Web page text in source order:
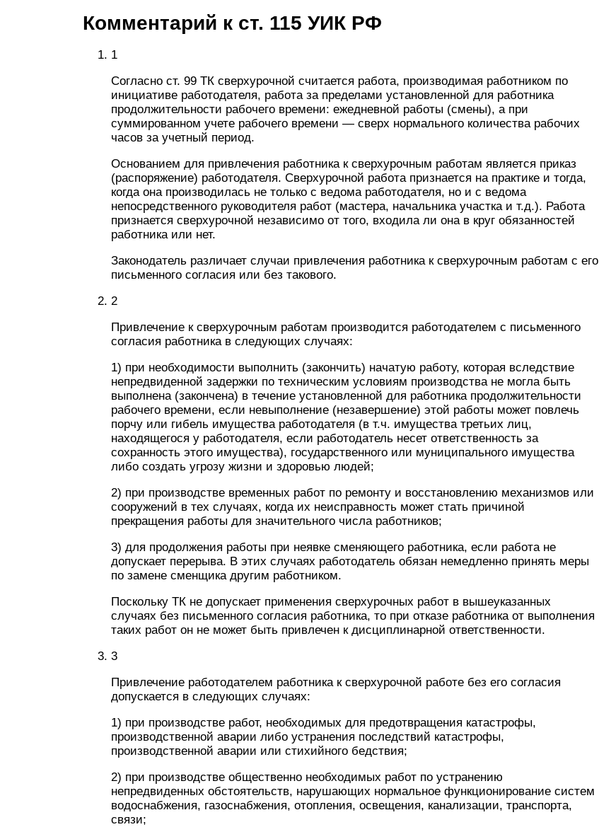
Комментарий к ст. 115 УИК РФ
1
Согласно ст. 99 ТК сверхурочной считается работа, производимая работником по
инициативе работодателя, работа за пределами установленной для работника
продолжительности рабочего времени: ежедневной работы (смены), а при
суммированном учете рабочего времени — сверх нормального количества рабочих
часов за учетный период.
Основанием для привлечения работника к сверхурочным работам является приказ
(распоряжение) работодателя. Сверхурочной работа признается на практике и тогда,
когда она производилась не только с ведома работодателя, но и с ведома
непосредственного руководителя работ (мастера, начальника участка и т.д.). Работа
признается сверхурочной независимо от того, входила ли она в круг обязанностей
работника или нет.
Законодатель различает случаи привлечения работника к сверхурочным работам с его
письменного согласия или без такового.
2
Привлечение к сверхурочным работам производится работодателем с письменного
согласия работника в следующих случаях:
1) при необходимости выполнить (закончить) начатую работу, которая вследствие
непредвиденной задержки по техническим условиям производства не могла быть
выполнена (закончена) в течение установленной для работника продолжительности
рабочего времени, если невыполнение (незавершение) этой работы может повлечь
порчу или гибель имущества работодателя (в т.ч. имущества третьих лиц,
находящегося у работодателя, если работодатель несет ответственность за
сохранность этого имущества), государственного или муниципального имущества
либо создать угрозу жизни и здоровью людей;
2) при производстве временных работ по ремонту и восстановлению механизмов или
сооружений в тех случаях, когда их неисправность может стать причиной
прекращения работы для значительного числа работников;
3) для продолжения работы при неявке сменяющего работника, если работа не
допускает перерыва. В этих случаях работодатель обязан немедленно принять меры
по замене сменщика другим работником.
Поскольку ТК не допускает применения сверхурочных работ в вышеуказанных
случаях без письменного согласия работника, то при отказе работника от выполнения
таких работ он не может быть привлечен к дисциплинарной ответственности.
3
Привлечение работодателем работника к сверхурочной работе без его согласия
допускается в следующих случаях:
1) при производстве работ, необходимых для предотвращения катастрофы,
производственной аварии либо устранения последствий катастрофы,
производственной аварии или стихийного бедствия;
2) при производстве общественно необходимых работ по устранению
непредвиденных обстоятельств, нарушающих нормальное функционирование систем
водоснабжения, газоснабжения, отопления, освещения, канализации, транспорта,
связи;